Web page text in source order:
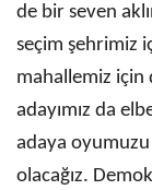
de bir seven
seçim şehrimiz
mahallemiz için
adayımız da
adaya oyumuzu
olacağız.